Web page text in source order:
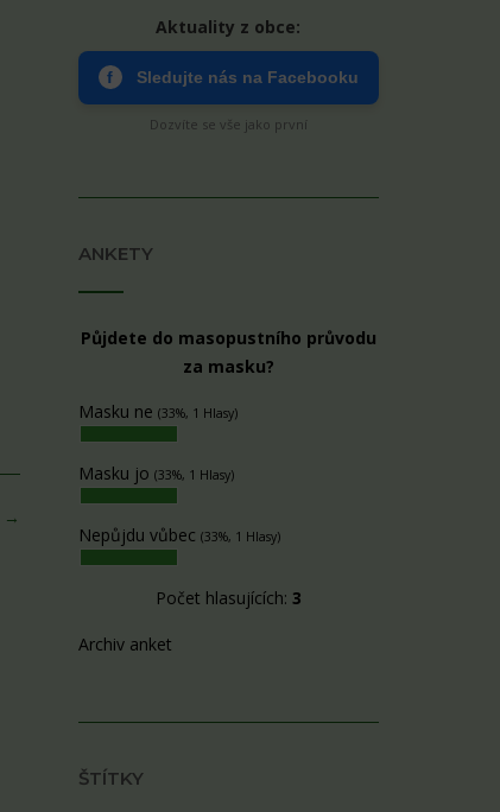
→
Aktuality z obce:
f Sledujte nás na Facebooku
Dozvíte se vše jako první
ANKETY
Půjdete do masopustního průvodu
za masku?
Masku ne (33%, 1 Hlasy)
Masku jo (33%, 1 Hlasy)
Nepůjdu vůbec (33%, 1 Hlasy)
Počet hlasujících: 3
Archiv anket
ŠTÍTKY